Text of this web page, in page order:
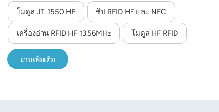
norsk
magyar
เทอร์เฟซการสื่อสาร RS-485;รองรับการค้นหาบัตร
อัตโนมัติ;รองรับโปรโตคอล ISO14443A และ ISO15693
สำหรับแท็ก RFID;การใช้ชิป RF แบบรวมช่วยให้ประสิทธิภาพ
ของโมดูลมีความเสถียรมากขึ้น และเหมาะสมกับสภาพ
แวดล้อมการใช้งานที่รุนแรงและมีความต้องการสูง
ประสิทธิภาพการป้องกันการรบกวนดีเยี่ยม
โมดูล JT-1550 HF ชิป RFID HF และ NFC
เครื่องอ่าน RFID HF 13.56MHz โมดูล HF RFID
อ่านเพิ่มเติม